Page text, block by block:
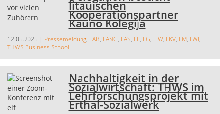
litauischen
Kooperationspartner
Kauno Kolegija
12.05.2025 | Pressemeldung, FAB, FANG, FAS, FE, FG, FIW, FKV, FM, FWI,
THWS Business School
Nachhaltigkeit in der
Sozialwirtschaft: THWS im
Lehrforschungsprojekt mit
Erthal-Sozialwerk